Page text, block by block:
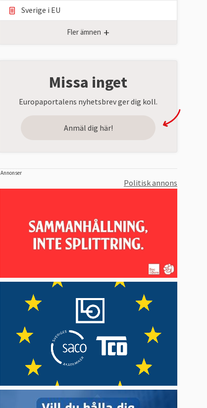
Sverige i EU
Fler ämnen +
Missa inget
Europaportalens nyhetsbrev ger dig koll.
Anmäl dig här!
Annonser
Politisk annons